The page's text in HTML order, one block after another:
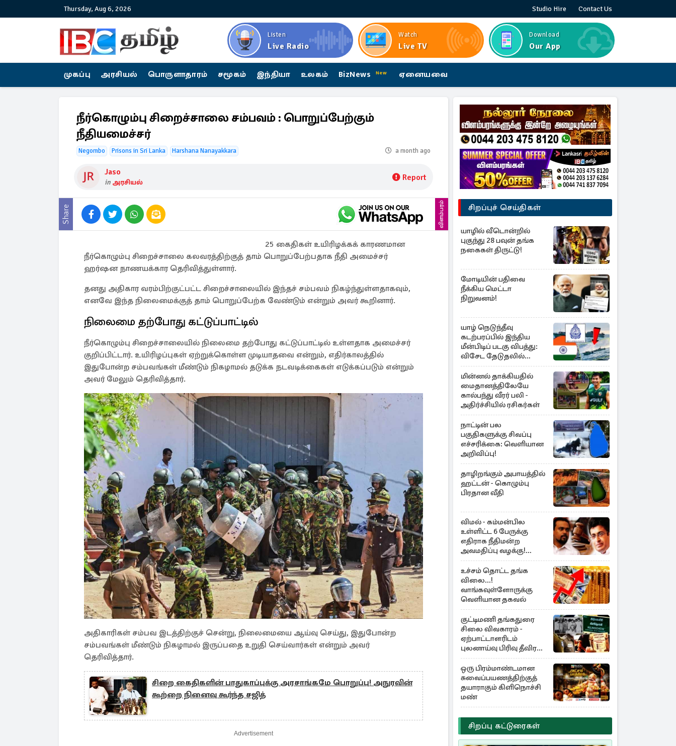
Thursday, Aug 6, 2026 Studio Hire Contact Us
Listen
Live Radio
Watch
Live TV
Download
Our App
முகப்பு அரசியல் பொருளாதாரம் சமூகம் இந்தியா உலகம் BizNews New ஏனையவை
நீர்கொழும்பு சிறைச்சாலை சம்பவம் : பொறுப்பேற்கும்
நீதியமைச்சர்
Negombo Prisons in Sri Lanka Harshana Nanayakkara a month ago
Jaso
in அரசியல் Report
Share விளம்பரம்
25 கைதிகள் உயிரிழக்கக் காரணமான
நீர்கொழும்பு சிறைச்சாலை கலவரத்திற்குத் தாம் பொறுப்பேற்பதாக நீதி அமைச்சர்
ஹர்ஷன நாணயக்கார தெரிவித்துள்ளார்.
தனது அதிகார வரம்பிற்குட்பட்ட சிறைச்சாலையில் இந்தச் சம்பவம் நிகழ்ந்துள்ளதாகவும்,
எனவே இந்த நிலைமைக்குத் தாம் பொறுப்பேற்க வேண்டும் என்றும் அவர் கூறினார்.
நிலைமை தற்போது கட்டுப்பாட்டில்
நீர்கொழும்பு சிறைச்சாலையில் நிலைமை தற்போது கட்டுப்பாட்டில் உள்ளதாக அமைச்சர்
குறிப்பிட்டார். உயிரிழப்புகள் ஏற்றுக்கொள்ள முடியாதவை என்றும், எதிர்காலத்தில்
இதுபோன்ற சம்பவங்கள் மீண்டும் நிகழாமல் தடுக்க நடவடிக்கைகள் எடுக்கப்படும் என்றும்
அவர் மேலும் தெரிவித்தார்.
அதிகாரிகள் சம்பவ இடத்திற்குச் சென்று, நிலைமையை ஆய்வு செய்து, இதுபோன்ற
சம்பவங்கள் மீண்டும் நிகழாமல் இருப்பதை உறுதி செய்வார்கள் என்றும் அவர்
தெரிவித்தார்.
சிறை கைதிகளின் பாதுகாப்புக்கு அரசாங்கமே பொறுப்பு! அநுரவின்
கூற்றை நினைவு கூர்ந்த சஜித்
Advertisement
சிறப்புச் செய்திகள்
யாழில் வீடொன்றில்
புகுந்து 28 பவுன் தங்க
நகைகள் திருட்டு!
மோடியின் பதிவை
நீக்கிய மெட்டா
நிறுவனம்!
யாழ் நெடுந்தீவு
கடற்பரப்பில் இந்திய
மீன்பிடிப் படகு விபத்து:
விசேட தேடுதலில்
இலங்கை கடற்படை
மின்னல் தாக்கியதில்
மைதானத்திலேயே
கால்பந்து வீரர் பலி -
அதிர்ச்சியில் ரசிகர்கள்
நாட்டின் பல
பகுதிகளுக்கு சிவப்பு
எச்சரிக்கை: வெளியான
அறிவிப்பு!
தாழிறங்கும் அபாயத்தில்
ஹட்டன் - கொழும்பு
பிரதான வீதி
விமல் - கம்மன்பில
உள்ளிட்ட 6 பேருக்கு
எதிராக நீதிமன்ற
அவமதிப்பு வழக்கு!
பிறப்பிக்கப்பட்ட உத்தரவு
உச்சம் தொட்ட தங்க
விலை...!
வாங்கவுள்ளோருக்கு
வெளியான தகவல்
குட்டிமணி தங்கதுரை
சிலை விவகாரம் -
ஏற்பாட்டாளரிடம்
புலனாய்வு பிரிவு தீவிர
விசாரணை
ஒரு பிரம்மாண்டமான
சுவைப்பயணத்திற்குத்
தயாராகும் கிளிநொச்சி
மண்
சிறப்பு கட்டுரைகள்